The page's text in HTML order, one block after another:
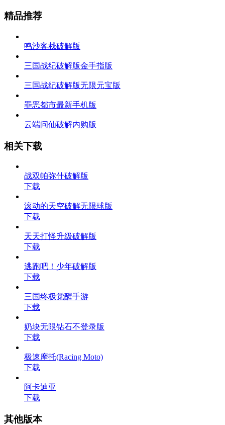
精品推荐
鸣沙客栈破解版
三国战纪破解版金手指版
三国战纪破解版无限元宝版
罪恶都市最新手机版
云端问仙破解内购版
相关下载
战双帕弥什破解版
下载
滚动的天空破解无限球版
下载
天天打怪升级破解版
下载
逃跑吧！少年破解版
下载
三国终极觉醒手游
下载
奶块无限钻石不登录版
下载
极速摩托(Racing Moto)
下载
阿卡迪亚
下载
其他版本